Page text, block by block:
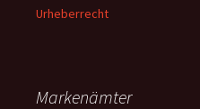
Urheberrecht
Markenämter